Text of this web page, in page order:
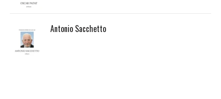
Antonio Sacchetto